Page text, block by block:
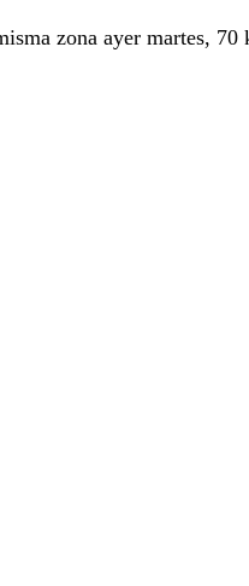
zona ayer martes, 70